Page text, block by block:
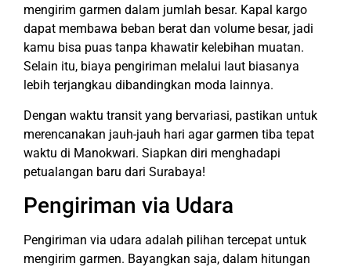
mengirim garmen dalam jumlah besar. Kapal kargo
dapat membawa beban berat dan volume besar, jadi
kamu bisa puas tanpa khawatir kelebihan muatan.
Selain itu, biaya pengiriman melalui laut biasanya
lebih terjangkau dibandingkan moda lainnya.
Dengan waktu transit yang bervariasi, pastikan untuk
merencanakan jauh-jauh hari agar garmen tiba tepat
waktu di Manokwari. Siapkan diri menghadapi
petualangan baru dari Surabaya!
Pengiriman via Udara
Pengiriman via udara adalah pilihan tercepat untuk
mengirim garmen. Bayangkan saja, dalam hitungan